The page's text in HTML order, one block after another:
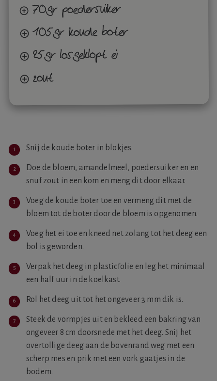
70gr poedersuiker
105gr koude boter
25gr losgeklopt ei
zout
Snij de koude boter in blokjes.
Doe de bloem, amandelmeel, poedersuiker en en
snuf zout in een kom en meng dit door elkaar.
Voeg de koude boter toe en vermeng dit met de
bloem tot de boter door de bloem is opgenomen.
Voeg het ei toe en kneed net zolang tot het deeg een
bol is geworden.
Verpak het deeg in plasticfolie en leg het minimaal
een half uur in de koelkast.
Rol het deeg uit tot het ongeveer 3 mm dik is.
Steek de vormpjes uit en bekleed een bakring van
ongeveer 8 cm doorsnede met het deeg. Snij het
overtollige deeg aan de bovenrand weg met een
scherp mes en prik met een vork gaatjes in de
bodem.